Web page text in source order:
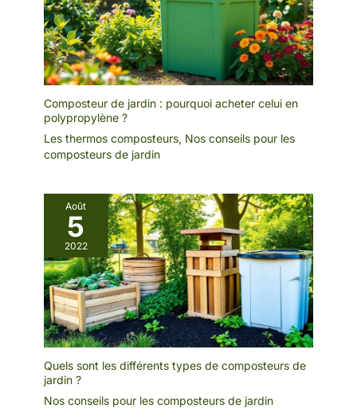
Composteur de jardin : pourquoi acheter celui en
polypropylène ?
Les thermos composteurs, Nos conseils pour les
composteurs de jardin
Août
5
2022
Quels sont les différents types de composteurs de
jardin ?
Nos conseils pour les composteurs de jardin